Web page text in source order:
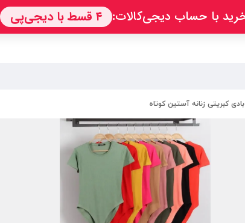
بادی کبریتی زنانه آستین کوتاه